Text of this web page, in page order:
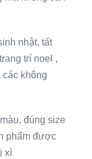
nhật, tất
trí noel ,
không
đúng size
phẩm được
xì